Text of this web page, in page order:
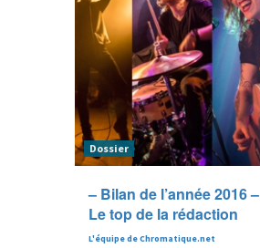
Dossier
– Bilan de l’année 2016 –
Le top de la rédaction
L'équipe de Chromatique.net